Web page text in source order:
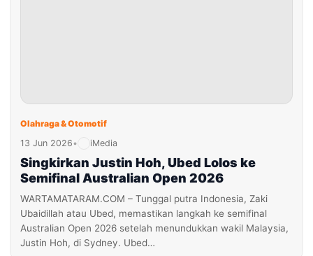
Olahraga & Otomotif
13 Jun 2026• iMedia
Singkirkan Justin Hoh, Ubed Lolos ke
Semifinal Australian Open 2026
WARTAMATARAM.COM – Tunggal putra Indonesia, Zaki
Ubaidillah atau Ubed, memastikan langkah ke semifinal
Australian Open 2026 setelah menundukkan wakil Malaysia,
Justin Hoh, di Sydney. Ubed…